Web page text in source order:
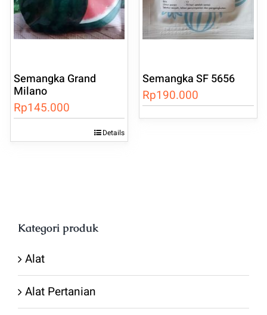
Semangka Grand
Milano
Rp145.000
Details
Semangka SF 5656
Rp190.000
Kategori produk
Alat
Alat Pertanian